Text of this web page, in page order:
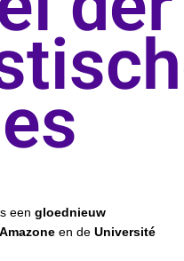
een gloednieuw
Amazone en de Université